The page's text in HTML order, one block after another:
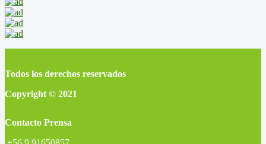
Todos los derechos reservados
Copyright © 2021
Contacto Prensa